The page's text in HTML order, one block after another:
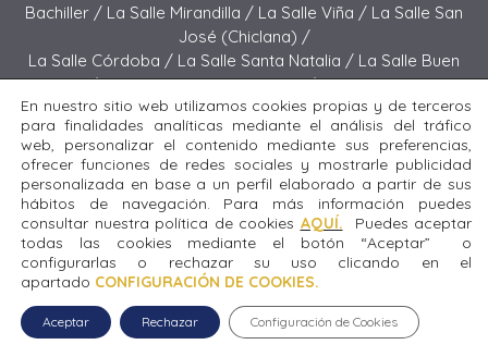
Bachiller / La Salle Mirandilla / La Salle Viña / La Salle San
José (Chiclana) /
La Salle Córdoba / La Salle Santa Natalia / La Salle Buen
Pastor /La Salle Sagrado Corazón /La Salle San José
(Jerez) / La Salle El Carmen (Melilla) /
La Salle Buen Consejo /La Salle El Carmen (San Fernando) /
La Salle San Francisco /La Salle Felipe Benito /La Salle La
Purísima
Todos los derechos reservados. Diseñado y desarrollado
por el equipo T.I.C. del Sector Andalucía © 2024 La Salle San
José (Chiclana).
Aviso legal| Política de privacidad|Política de cookies
En nuestro sitio web utilizamos cookies propias y de terceros
para finalidades analíticas mediante el análisis del tráfico
web, personalizar el contenido mediante sus preferencias,
ofrecer funciones de redes sociales y mostrarle publicidad
personalizada en base a un perfil elaborado a partir de sus
hábitos de navegación. Para más información puedes
consultar nuestra política de cookies AQUÍ. Puedes aceptar
todas las cookies mediante el botón “Aceptar” o
configurarlas o rechazar su uso clicando en el
apartado CONFIGURACIÓN DE COOKIES.
Aceptar Rechazar Configuración de Cookies